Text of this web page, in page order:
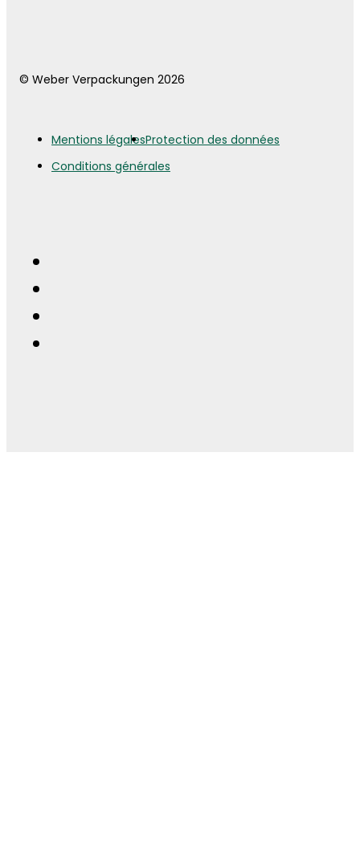
© Weber Verpackungen 2026
Mentions légalesProtection des données
Conditions générales